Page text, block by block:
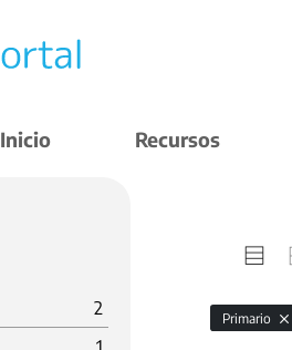
Inicio Recursos
2
Primario